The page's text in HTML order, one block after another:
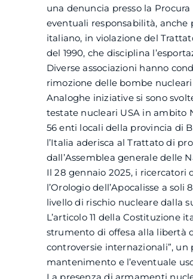
una denuncia presso la
eventuali responsabilità,
italiano, in violazione del
del 1990, che disciplina
Diverse associazioni hanno
rimozione delle bombe
Analoghe iniziative si sono
testate nucleari USA in ambito
56 enti locali della provincia di
l’Italia aderisca al Trattato di
dall’Assemblea generale delle
Il 28 gennaio 2025, i
l’Orologio dell’Apocalisse a
livello di rischio nucleare dalla
L’articolo 11 della Costituzione
strumento di offesa alla libertà
controversie internazionali”,
mantenimento e l’eventuale